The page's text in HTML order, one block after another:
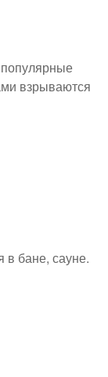
взрываются
в бане, сауне.